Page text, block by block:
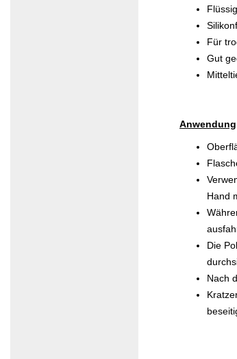
Für
Gut
Anwendung
Hand
Die
Nach